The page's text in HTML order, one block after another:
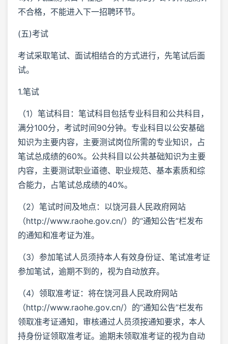
不合格，不能进入下一招聘环节。
(五)考试
考试采取笔试、面试相结合的方式进行，先笔试后面
试。
1.笔试
（1）笔试科目：笔试科目包括专业科目和公共科目，
满分100分，考试时间90分钟。专业科目以公安基础
知识为主要内容，主要测试岗位所需的专业知识，占
笔试总成绩的60%。公共科目以公共基础知识为主要
内容，主要测试职业道德、职业规范、基本素质和综
合能力，占笔试总成绩的40%。
（2）笔试时间及地点：以饶河县人民政府网站
（http://www.raohe.gov.cn/）的“通知公告”栏发布
的通知和准考证为准。
（3）参加笔试人员须持本人有效身份证、笔试准考证
参加笔试，逾期不到的，视为自动放弃。
（4）领取准考证：将在饶河县人民政府网站
（http://www.raohe.gov.cn/）的“通知公告”栏发布
领取准考证通知，审核通过人员须按通知要求，本人
持身份证领取准考证。逾期未领取准考证的视为自动